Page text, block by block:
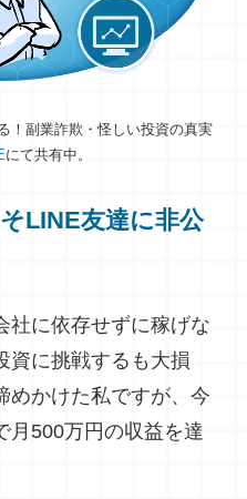
！副業詐欺・怪しい投資の真実
にて共有中。
LINE友達に非公
社に依存せずに稼げな
資に挑戦するも大損
めかけた私ですが、今
月500万円の収益を達